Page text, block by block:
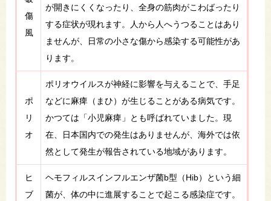
傷
風
が開きにくくなったり、全身の筋肉がこわばったり
する症状が現れます。人から人へうつることはあり
ませんが、日常の小さな傷から感染する可能性があ
ります。
ポ
リ
オ
ポリオウイルスが神経に影響を与えることで、手足
などに麻痺（まひ）が生じることがある病気です。
かつては「小児麻痺」とも呼ばれていました。現
在、日本国内での発生はありませんが、海外では依
然として発生が報告されている地域があります。
ヒ
ブ
ヘモフィルスインフルエンザ菌b型（Hib）という細
菌が、体の中に進展することで起こる感染症です。